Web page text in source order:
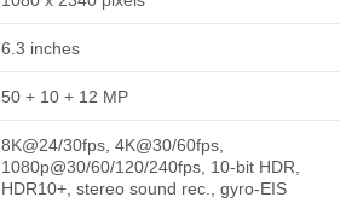
6.3 inches
50 + 10 + 12 MP
8K@24/30fps, 4K@30/60fps,
1080p@30/60/120/240fps, 10-bit HDR,
HDR10+, stereo sound rec., gyro-EIS